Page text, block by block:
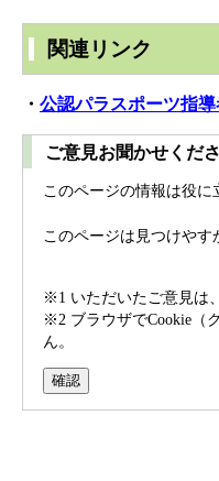
関連リンク
・ 公認パラスポーツ指
ご意見お聞かせくだ
このページの情報は役に
このページは見つけやす
※1 いただいたご意見は
※2 ブラウザでCookie（
ん。